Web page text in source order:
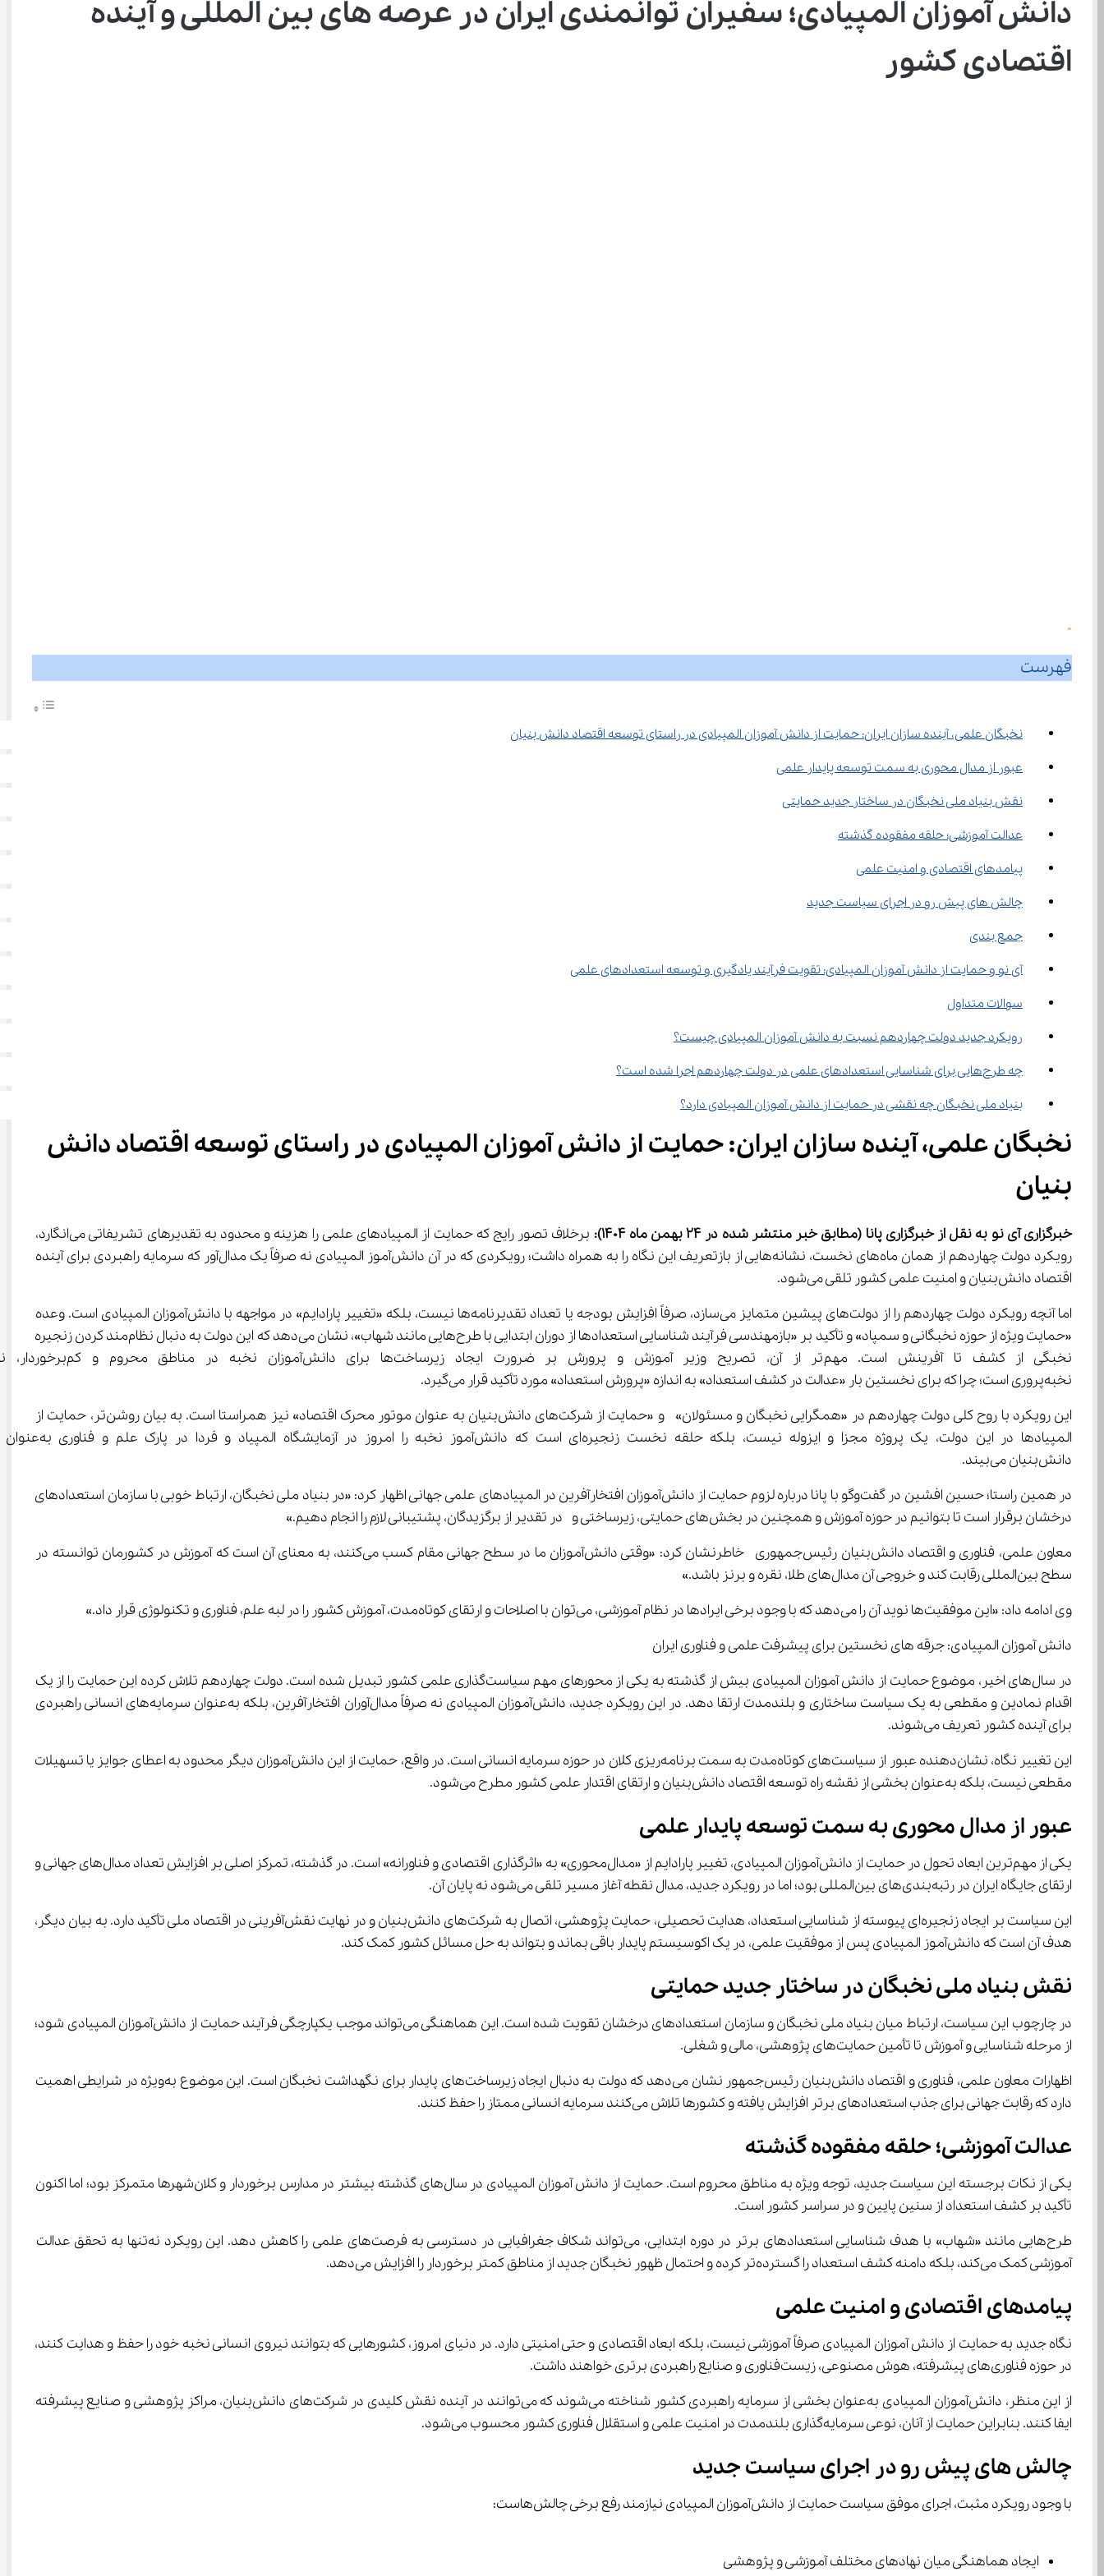
دانش ‌آموزان المپیادی؛ سفیران توانمندی ایران در عرصه‌ های بین ‌المللی و آینده
اقتصادی کشور
0
فهرست
نخبگان علمی، آینده ‌سازان ایران: حمایت از دانش‌ آموزان المپیادی در راستای توسعه اقتصاد دانش‌ بنیان
عبور از مدال ‌محوری به سمت توسعه پایدار علمی
نقش بنیاد ملی نخبگان در ساختار جدید حمایتی
عدالت آموزشی؛ حلقه مفقوده گذشته
پیامدهای اقتصادی و امنیت علمی
چالش ‌های پیش ‌رو در اجرای سیاست جدید
جمع ‌بندی
آی‌ نو و حمایت از دانش‌ آموزان المپیادی: تقویت فرآیند یادگیری و توسعه استعدادهای علمی
سوالات متداول
رویکرد جدید دولت چهاردهم نسبت به دانش ‌آموزان المپیادی چیست؟
چه طرح‌هایی برای شناسایی استعدادهای علمی در دولت چهاردهم اجرا شده است؟
بنیاد ملی نخبگان چه نقشی در حمایت از دانش‌ آموزان المپیادی دارد؟
بنیان
خبرگزاری آی نو به نقل از خبرگزاری پانا (مطابق خبر منتشر شده در 24 بهمن ماه 1404) :
برخلاف تصور رایج که حمایت از المپیادهای علمی را هزینه و محدود به تقدیرهای تشریفاتی می‌انگارد،
رویکرد دولت چهاردهم از همان ماه‌های نخست، نشانه‌هایی از بازتعریف این نگاه را به همراه داشت؛ رویکردی که در آن دانش‌آموز المپیادی نه صرفاً یک مدال‌آور که سرمایه راهبردی برای آینده
اقتصاد دانش‌بنیان و امنیت علمی کشور تلقی می‌شود.
اما آنچه رویکرد دولت چهاردهم را از دولت‌های پیشین متمایز می‌سازد، صرفاً افزایش بودجه یا تعداد تقدیرنامه‌ها نیست، بلکه «تغییر پارادایم» در مواجهه با دانش‌آموزان المپیادی است. وعده
«حمایت ویژه از حوزه نخبگانی و سمپاد» و تأکید بر «بازمهندسی فرآیند شناسایی استعدادها از دوران ابتدایی با طرح‌هایی مانند شهاب»، نشان می‌دهد که این دولت به دنبال نظام‌مند کردن زنجیره
نخبگی از کشف تا آفرینش است. مهم‌تر از آن، تصریح
نخبه‌پروری است؛ چرا که برای نخستین بار «عدالت در کشف استعداد» به اندازه «پرورش استعداد» مورد تأکید قرار می‌گیرد.
این رویکرد با روح کلی دولت چهاردهم در «همگرایی نخبگان و مسئولان»  و «حمایت از شرکت‌های دانش‌بنیان به عنوان موتور محرک اقتصاد» نیز همراستا است. به بیان روشن‌تر، حمایت از
المپیادها در این دولت، یک پروژه مجزا و ایزوله نیست، بلکه حلقه نخست
دانش‌بنیان می‌بیند.
در همین راستا؛ حسین افشین در گفت‌وگو با پانا درباره لزوم حمایت از دانش‌آموزان افتخارآفرین در المپیادهای علمی جهانی اظهار کرد: «در بنیاد ملی نخبگان، ارتباط خوبی با سازمان استعدادهای
درخشان برقرار است تا بتوانیم در حوزه آموزش و همچنین در بخش‌های حمایتی، زیرساختی و  در تقدیر از برگزیدگان، پشتیبانی لازم را انجام دهیم.»
معاون علمی، فناوری و اقتصاد دانش‌بنیان رئیس‌جمهوری  خاطرنشان کرد: «وقتی دانش‌آموزان ما در سطح جهانی مقام کسب می‌کنند، به معنای آن است که آموزش در کشورمان توانسته در
سطح بین‌المللی رقابت کند و خروجی آن مدال‌های طلا، نقره و برنز باشد.»
وی ادامه داد: «این موفقیت‌ها نوید آن را می‌دهد که با وجود برخی ایرادها در نظام آموزشی، می‌توان با اصلاحات و ارتقای کوتاه‌مدت، آموزش کشور را در لبه علم، فناوری و تکنولوژی قرار داد.»
دانش ‌آموزان المپیادی: جرقه‌ های نخستین برای پیشرفت علمی و فناوری ایران
در سال‌های اخیر، موضوع حمایت از دانش‌ آموزان المپیادی بیش از گذشته به یکی از محورهای مهم سیاست‌گذاری علمی کشور تبدیل شده است. دولت چهاردهم تلاش کرده این حمایت را از یک
اقدام نمادین و مقطعی به یک سیاست ساختاری و بلندمدت ارتقا دهد. در این رویکرد جدید، دانش‌آموزان المپیادی نه صرفاً مدال‌آوران افتخارآفرین، بلکه به‌عنوان سرمایه‌های انسانی راهبردی
برای آینده کشور تعریف می‌شوند.
این تغییر نگاه، نشان‌دهنده عبور از سیاست‌های کوتاه‌مدت به سمت برنامه‌ریزی کلان در حوزه سرمایه انسانی است. در واقع، حمایت از این دانش‌آموزان دیگر محدود به اعطای جوایز یا تسهیلات
مقطعی نیست، بلکه به‌عنوان بخشی از نقشه راه توسعه اقتصاد دانش‌بنیان و ارتقای اقتدار علمی کشور مطرح می‌شود.
عبور از مدال ‌محوری به سمت توسعه پایدار علمی
یکی از مهم‌ترین ابعاد تحول در حمایت از دانش‌آموزان المپیادی، تغییر پارادایم از «مدال‌محوری» به «اثرگذاری اقتصادی و فناورانه» است. در گذشته، تمرکز اصلی بر افزایش تعداد مدال‌های جهانی و
ارتقای جایگاه ایران در رتبه‌بندی‌های بین‌المللی بود؛ اما در رویکرد جدید، مدال نقطه آغاز مسیر تلقی می‌شود نه پایان آن.
این سیاست بر ایجاد زنجیره‌ای پیوسته از شناسایی استعداد، هدایت تحصیلی، حمایت پژوهشی، اتصال به شرکت‌های دانش‌بنیان و در نهایت نقش‌آفرینی در اقتصاد ملی تأکید دارد. به بیان دیگر،
هدف آن است که دانش‌آموز المپیادی پس از موفقیت علمی، در یک اکوسیستم پایدار باقی بماند و بتواند به حل مسائل کشور کمک کند.
نقش بنیاد ملی نخبگان در ساختار جدید حمایتی
در چارچوب این سیاست، ارتباط میان بنیاد ملی نخبگان و سازمان استعدادهای درخشان تقویت شده است. این هماهنگی می‌تواند موجب یکپارچگی فرآیند حمایت از دانش‌آموزان المپیادی شود؛
از مرحله شناسایی و آموزش تا تأمین حمایت‌های پژوهشی، مالی و شغلی.
اظهارات معاون علمی، فناوری و اقتصاد دانش‌بنیان رئیس‌جمهور نشان می‌دهد که دولت به دنبال ایجاد زیرساخت‌های پایدار برای نگهداشت نخبگان است. این موضوع به‌ویژه در شرایطی اهمیت
دارد که رقابت جهانی برای جذب استعدادهای برتر افزایش یافته و کشورها تلاش می‌کنند سرمایه انسانی ممتاز را حفظ کنند.
عدالت آموزشی؛ حلقه مفقوده گذشته
یکی از نکات برجسته این سیاست جدید، توجه ویژه به مناطق محروم است. حمایت از دانش‌ آموزان المپیادی در سال‌های گذشته بیشتر در مدارس برخوردار و کلان‌شهرها متمرکز بود؛ اما اکنون
تأکید بر کشف استعداد از سنین پایین و در سراسر کشور است.
طرح‌هایی مانند «شهاب» با هدف شناسایی استعدادهای برتر در دوره ابتدایی، می‌تواند شکاف جغرافیایی در دسترسی به فرصت‌های علمی را کاهش دهد. این رویکرد نه‌تنها به تحقق عدالت
آموزشی کمک می‌کند، بلکه دامنه کشف استعداد را گسترده‌تر کرده و احتمال ظهور نخبگان جدید از مناطق کمتر برخوردار را افزایش می‌دهد.
پیامدهای اقتصادی و امنیت علمی
نگاه جدید به حمایت از دانش‌ آموزان المپیادی صرفاً آموزشی نیست، بلکه ابعاد اقتصادی و حتی امنیتی دارد. در دنیای امروز، کشورهایی که بتوانند نیروی انسانی نخبه خود را حفظ و هدایت کنند،
در حوزه فناوری‌های پیشرفته، هوش مصنوعی، زیست‌فناوری و صنایع راهبردی برتری خواهند داشت.
از این منظر، دانش‌آموزان المپیادی به‌عنوان بخشی از سرمایه راهبردی کشور شناخته می‌شوند که می‌توانند در آینده نقش کلیدی در شرکت‌های دانش‌بنیان، مراکز پژوهشی و صنایع پیشرفته
ایفا کنند. بنابراین حمایت از آنان، نوعی سرمایه‌گذاری بلندمدت در امنیت علمی و استقلال فناوری کشور محسوب می‌شود.
چالش ‌های پیش ‌رو در اجرای سیاست جدید
با وجود رویکرد مثبت، اجرای موفق سیاست حمایت از دانش‌آموزان المپیادی نیازمند رفع برخی چالش‌هاست:
ایجاد هماهنگی میان نهادهای مختلف آموزشی و پژوهشی